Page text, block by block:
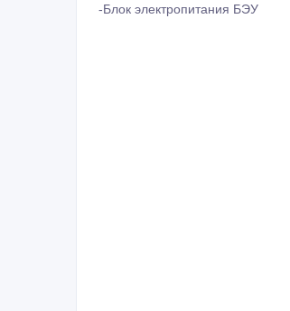
-Блок электропитания БЭУ